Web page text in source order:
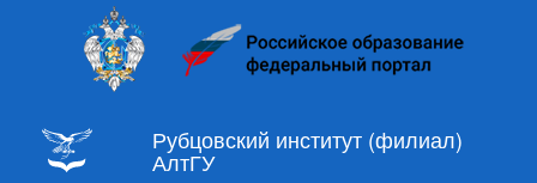
Рубцовский институт (филиал)
АлтГУ